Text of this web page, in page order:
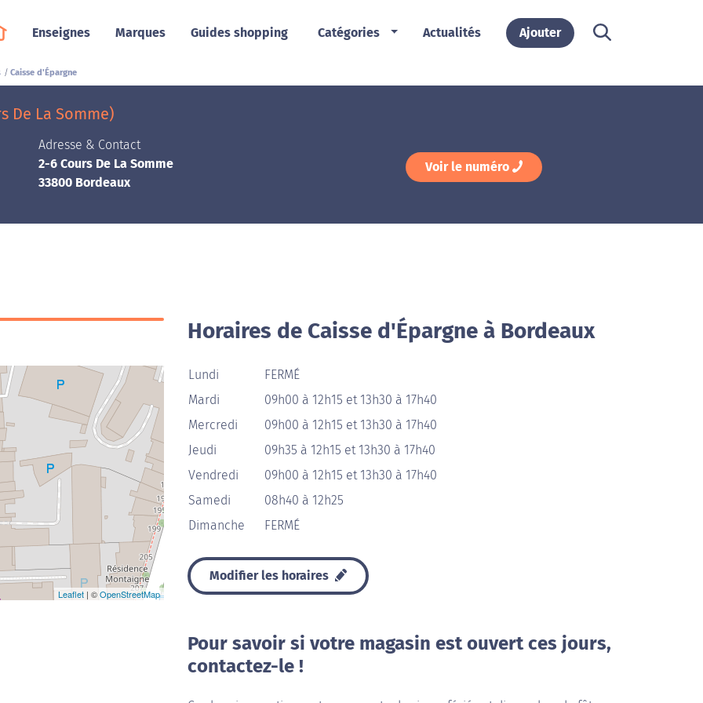
Enseignes Marques Guides shopping Catégories Actualités Ajouter
Caisse d'Épargne
De La Somme)
Adresse & Contact
2-6 Cours De La Somme
33800 Bordeaux
Voir le numéro
Leaflet | ©OpenStreetMap
Horaires de Caisse d'Épargne à Bordeaux
Lundi
FERMÉ
Mardi
09h00 à 12h15 et 13h30 à 17h40
Mercredi
09h00 à 12h15 et 13h30 à 17h40
Jeudi
09h35 à 12h15 et 13h30 à 17h40
Vendredi
09h00 à 12h15 et 13h30 à 17h40
Samedi
08h40 à 12h25
Dimanche
FERMÉ
Modifier les horaires
Pour savoir si votre magasin est ouvert ces jours,
contactez-le !